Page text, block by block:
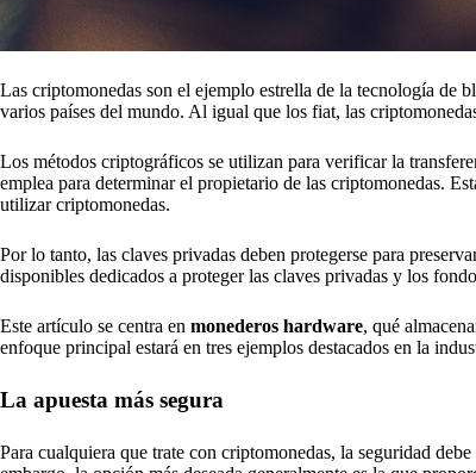
Las criptomonedas son el ejemplo estrella de la tecnología de
varios países del mundo. Al igual que los fiat, las
Los métodos criptográficos se utilizan para verificar la
emplea para determinar el propietario de las criptomonedas.
utilizar criptomonedas.
Por lo tanto, las claves privadas deben protegerse para
disponibles dedicados a proteger las claves privadas y los
Este artículo se centra en monederos hardware, qué
enfoque principal estará en tres ejemplos destacados en la
La apuesta más segura
Para cualquiera que trate con criptomonedas, la seguridad